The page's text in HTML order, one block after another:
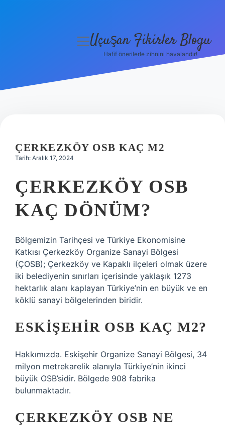
Hakkımızda
menüyü
Uçuşan Fikirler Blogu
Hafif önerilerle zihnini havalandır!
ÇERKEZKÖY OSB KAÇ M2
Tarih: Aralık 17, 2024
ÇERKEZKÖY OSB
KAÇ DÖNÜM?
Bölgemizin Tarihçesi ve Türkiye Ekonomisine
Katkısı Çerkezköy Organize Sanayi Bölgesi
(ÇOSB); Çerkezköy ve Kapaklı ilçeleri olmak üzere
iki belediyenin sınırları içerisinde yaklaşık 1273
hektarlık alanı kaplayan Türkiye’nin en büyük ve en
köklü sanayi bölgelerinden biridir.
ESKIŞEHIR OSB KAÇ M2?
Hakkımızda. Eskişehir Organize Sanayi Bölgesi, 34
milyon metrekarelik alanıyla Türkiye’nin ikinci
büyük OSB’sidir. Bölgede 908 fabrika
bulunmaktadır.
ÇERKEZKÖY OSB NE